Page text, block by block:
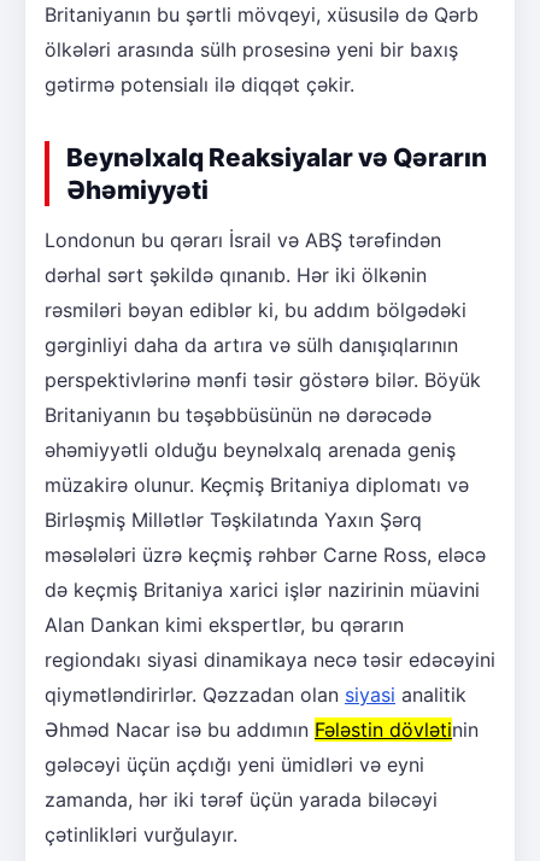
Britaniyanın bu şərtli mövqeyi, xüsusilə də Qərb
ölkələri arasında sülh prosesinə yeni bir baxış
gətirmə potensialı ilə diqqət çəkir.
Beynəlxalq Reaksiyalar və Qərarın
Əhəmiyyəti
Londonun bu qərarı İsrail və ABŞ tərəfindən
dərhal sərt şəkildə qınanıb. Hər iki ölkənin
rəsmiləri bəyan ediblər ki, bu addım bölgədəki
gərginliyi daha da artıra və sülh danışıqlarının
perspektivlərinə mənfi təsir göstərə bilər. Böyük
Britaniyanın bu təşəbbüsünün nə dərəcədə
əhəmiyyətli olduğu beynəlxalq arenada geniş
müzakirə olunur. Keçmiş Britaniya diplomatı və
Birləşmiş Millətlər Təşkilatında Yaxın Şərq
məsələləri üzrə keçmiş rəhbər Carne Ross, eləcə
də keçmiş Britaniya xarici işlər nazirinin müavini
Alan Dankan kimi ekspertlər, bu qərarın
regiondakı siyasi dinamikaya necə təsir edəcəyini
qiymətləndirirlər. Qəzzadan olan siyasi analitik
Əhməd Nacar isə bu addımın Fələstin dövlətinin
gələcəyi üçün açdığı yeni ümidləri və eyni
zamanda, hər iki tərəf üçün yarada biləcəyi
çətinlikləri vurğulayır.